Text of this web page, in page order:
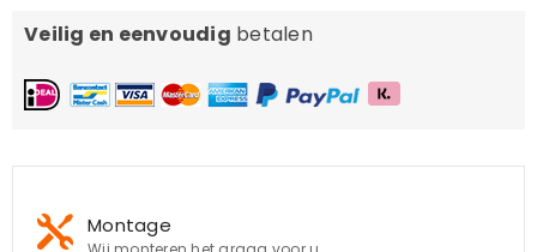
Veilig en eenvoudig betalen
Montage